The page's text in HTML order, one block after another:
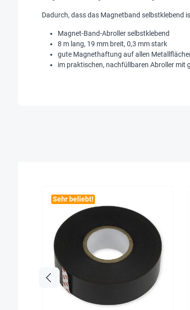
Dadurch, dass das Magnetband selbstklebend
Magnet-Band-Abroller selbstklebend
8 m lang, 19 mm breit, 0,3 mm stark
gute Magnethaftung auf allen
im praktischen, nachfüllbaren Abroller mit
Sehr beliebt!